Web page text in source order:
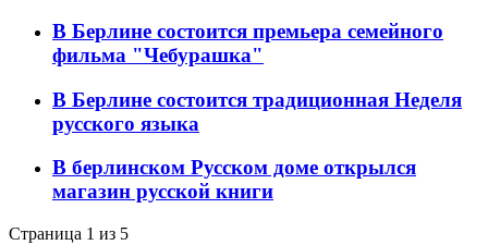
В Берлине состоится премьера семейного
фильма "Чебурашка"
В Берлине состоится традиционная Неделя
русского языка
В берлинском Русском доме открылся
магазин русской книги
Страница 1 из 5